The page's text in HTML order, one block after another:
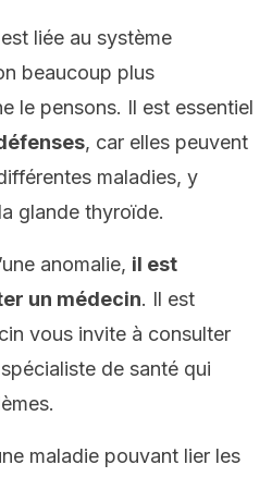
liée au système
beaucoup plus
le pensons. Il est essentiel
, car elles peuvent
maladies, y
glande thyroïde.
anomalie, il est
un médecin. Il est
vous invite à consulter
de santé qui
maladie pouvant lier les